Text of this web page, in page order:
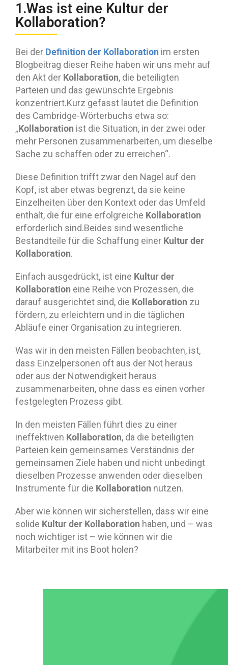
1.Was ist eine Kultur der
Kollaboration?
Bei der Definition der Kollaboration im ersten
Blogbeitrag dieser Reihe haben wir uns mehr auf
den Akt der Kollaboration, die beteiligten
Parteien und das gewünschte Ergebnis
konzentriert.Kurz gefasst lautet die Definition
des Cambridge-Wörterbuchs etwa so:
„Kollaboration ist die Situation, in der zwei oder
mehr Personen zusammenarbeiten, um dieselbe
Sache zu schaffen oder zu erreichen“.
Diese Definition trifft zwar den Nagel auf den
Kopf, ist aber etwas begrenzt, da sie keine
Einzelheiten über den Kontext oder das Umfeld
enthält, die für eine erfolgreiche Kollaboration
erforderlich sind.Beides sind wesentliche
Bestandteile für die Schaffung einer Kultur der
Kollaboration.
Einfach ausgedrückt, ist eine Kultur der
Kollaboration eine Reihe von Prozessen, die
darauf ausgerichtet sind, die Kollaboration zu
fördern, zu erleichtern und in die täglichen
Abläufe einer Organisation zu integrieren.
Was wir in den meisten Fällen beobachten, ist,
dass Einzelpersonen oft aus der Not heraus
oder aus der Notwendigkeit heraus
zusammenarbeiten, ohne dass es einen vorher
festgelegten Prozess gibt.
In den meisten Fällen führt dies zu einer
ineffektiven Kollaboration, da die beteiligten
Parteien kein gemeinsames Verständnis der
gemeinsamen Ziele haben und nicht unbedingt
dieselben Prozesse anwenden oder dieselben
Instrumente für die Kollaboration nutzen.
Aber wie können wir sicherstellen, dass wir eine
solide Kultur der Kollaboration haben, und – was
noch wichtiger ist – wie können wir die
Mitarbeiter mit ins Boot holen?